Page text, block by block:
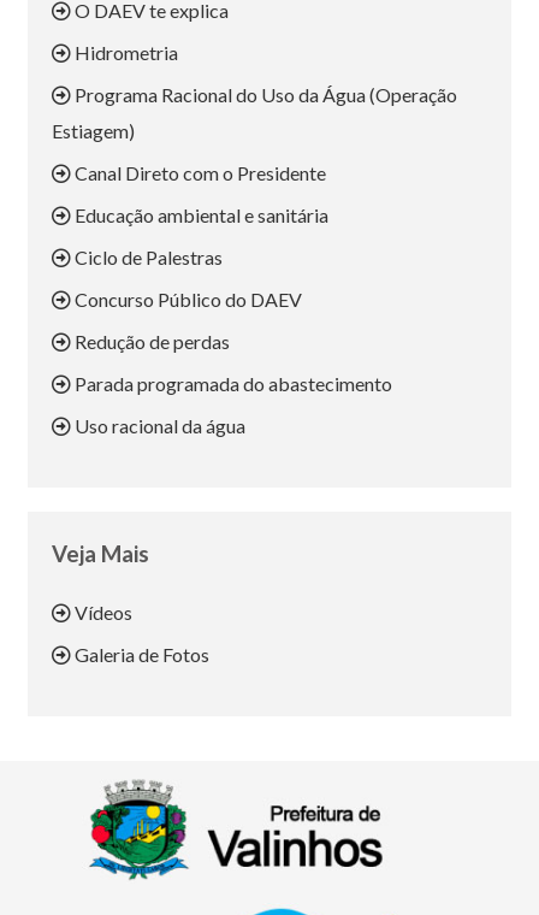
O DAEV te explica
Hidrometria
Programa Racional do Uso da Água (Operação
Estiagem)
Canal Direto com o Presidente
Educação ambiental e sanitária
Ciclo de Palestras
Concurso Público do DAEV
Redução de perdas
Parada programada do abastecimento
Uso racional da água
Veja Mais
Vídeos
Galeria de Fotos